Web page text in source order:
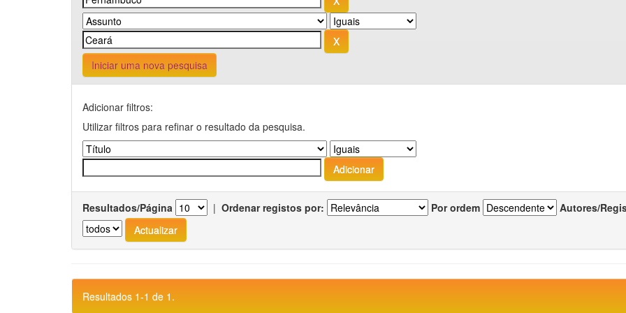
Iniciar uma nova pesquisa
Adicionar filtros:
Utilizar filtros para refinar o resultado da pesquisa.
Resultados/Página | Ordenar registos por: Por ordem Autores/
Resultados 1-1 de 1.